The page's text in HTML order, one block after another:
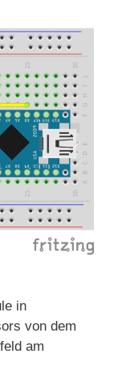
in
von dem
am